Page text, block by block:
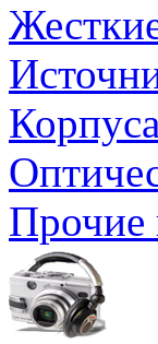
Корпуса
Прочие